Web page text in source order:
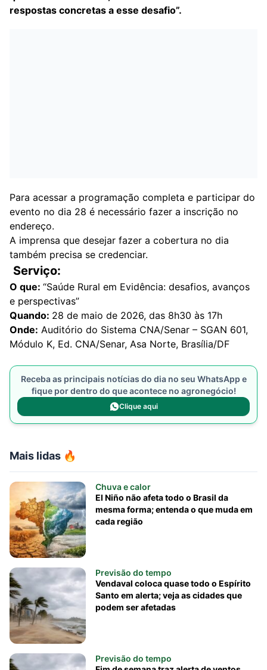
Mais lidas 🔥
Chuva e calor
El Niño não afeta todo o Brasil da
mesma forma; entenda o que muda em
cada região
Previsão do tempo
Vendaval coloca quase todo o Espírito
Santo em alerta; veja as cidades que
podem ser afetadas
Previsão do tempo
respostas concretas a esse desafio”.
Para acessar a programação completa e participar do
evento no dia 28 é necessário fazer a inscrição no
endereço.
A imprensa que desejar fazer a cobertura no dia
também precisa se credenciar.
Serviço:
O que: “Saúde Rural em Evidência: desafios, avanços
e perspectivas”
Quando: 28 de maio de 2026, das 8h30 às 17h
Onde: Auditório do Sistema CNA/Senar – SGAN 601,
Módulo K, Ed. CNA/Senar, Asa Norte, Brasília/DF
Receba as principais notícias do dia no seu WhatsApp e
fique por dentro do que acontece no agronegócio!
Clique aqui